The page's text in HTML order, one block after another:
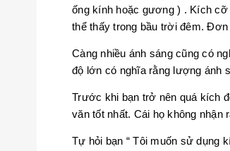
ống kính hoặc gương ) . Kích cỡ
thể thấy trong bầu trời đêm. Đơn
Càng nhiều ánh sáng cũng có
độ lớn có nghĩa rằng lượng ánh
Trước khi bạn trở nên quá kích
văn tốt nhất. Cái họ không
Tự hỏi bạn “ Tôi muốn sử dụng